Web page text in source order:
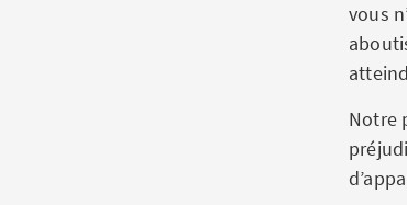
vous
Notre